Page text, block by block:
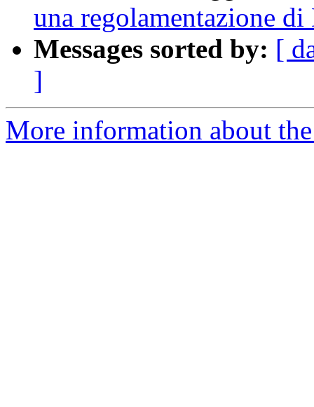
una regolamentazione
Messages sorted by: [
]
More information about